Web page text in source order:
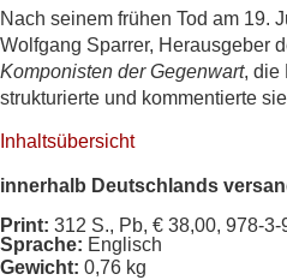
Nach seinem frühen Tod am 19.
Wolfgang Sparrer, Herausgeber
Komponisten der Gegenwart, die
strukturierte und kommentierte
Inhaltsübersicht
innerhalb Deutschlands
Print: 312 S., Pb, € 38,00, 978-
Sprache: Englisch
Gewicht: 0,76 kg